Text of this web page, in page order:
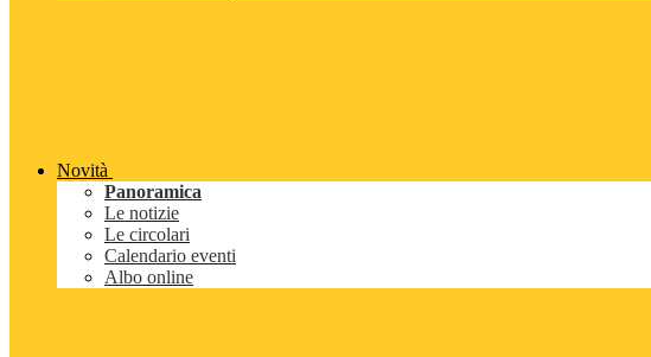
Novità
Panoramica
Le notizie
Le circolari
Calendario eventi
Albo online